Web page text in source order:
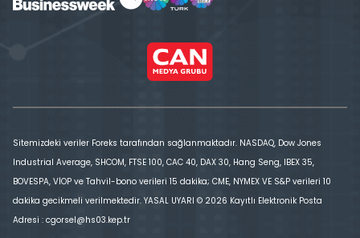
Sitemizdeki veriler Foreks tarafından sağlanmaktadır. NASDAQ, Dow Jones
Industrial Average, SHCOM, FTSE 100, CAC 40, DAX 30, Hang Seng, IBEX 35,
BOVESPA, VİOP ve Tahvil-bono verileri 15 dakika; CME, NYMEX VE S&P verileri 10
dakika gecikmeli verilmektedir. YASAL UYARI © 2026 Kayıtlı Elektronik Posta
Adresi : cgorsel@hs03.kep.tr